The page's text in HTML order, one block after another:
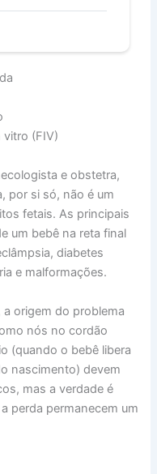
vitro (FIV)
e obstetra,
por si só, não é um
fetais. As principais
um bebê na reta final
diabetes
e malformações.
a origem do problema
nós no cordão
(quando o bebê libera
nascimento) devem
mas a verdade é
perda permanecem um